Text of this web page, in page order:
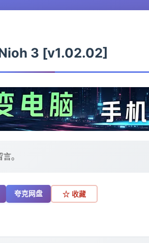
3 [v1.02.02]
。
夸克网盘 ☆ 收藏